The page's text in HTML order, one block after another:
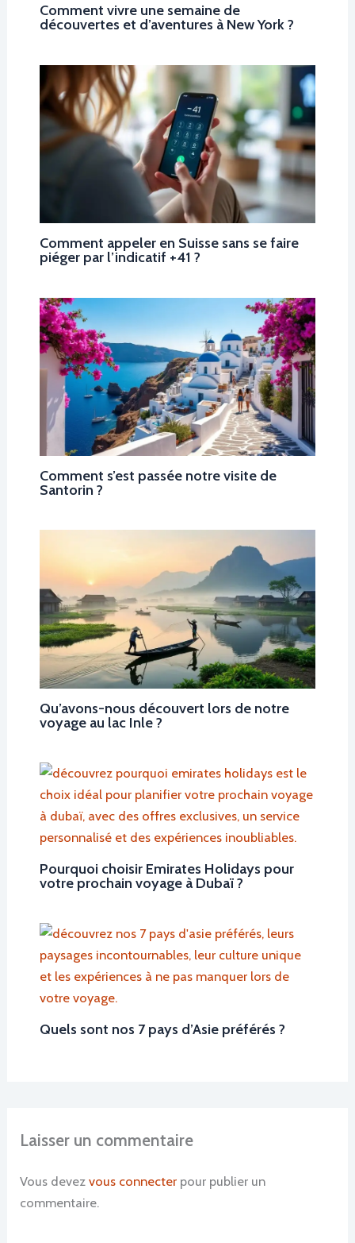
Comment vivre une semaine de
découvertes et d’aventures à New York ?
Comment appeler en Suisse sans se faire
piéger par l’indicatif +41 ?
Comment s’est passée notre visite de
Santorin ?
Qu’avons-nous découvert lors de notre
voyage au lac Inle ?
Pourquoi choisir Emirates Holidays pour
votre prochain voyage à Dubaï ?
Quels sont nos 7 pays d’Asie préférés ?
Laisser un commentaire
Vous devezvous connecter pour publier un
commentaire.